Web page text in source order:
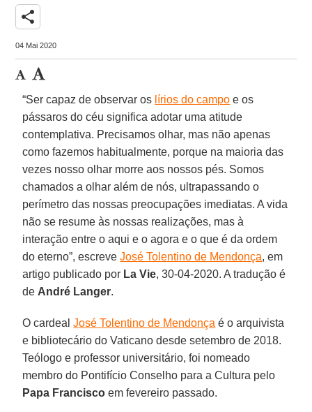
share
04 Mai 2020
“Ser capaz de observar os lírios do campo e os
pássaros do céu significa adotar uma atitude
contemplativa. Precisamos olhar, mas não apenas
como fazemos habitualmente, porque na maioria das
vezes nosso olhar morre aos nossos pés. Somos
chamados a olhar além de nós, ultrapassando o
perímetro das nossas preocupações imediatas. A vida
não se resume às nossas realizações, mas à
interação entre o aqui e o agora e o que é da ordem
do eterno”, escreveJosé Tolentino de Mendonça, em
artigo publicado por La Vie, 30-04-2020. A tradução é
de André Langer.
O cardealJosé Tolentino de Mendonça é o arquivista
e bibliotecário do Vaticano desde setembro de 2018.
Teólogo e professor universitário, foi nomeado
membro do Pontifício Conselho para a Cultura pelo
Papa Francisco em fevereiro passado.